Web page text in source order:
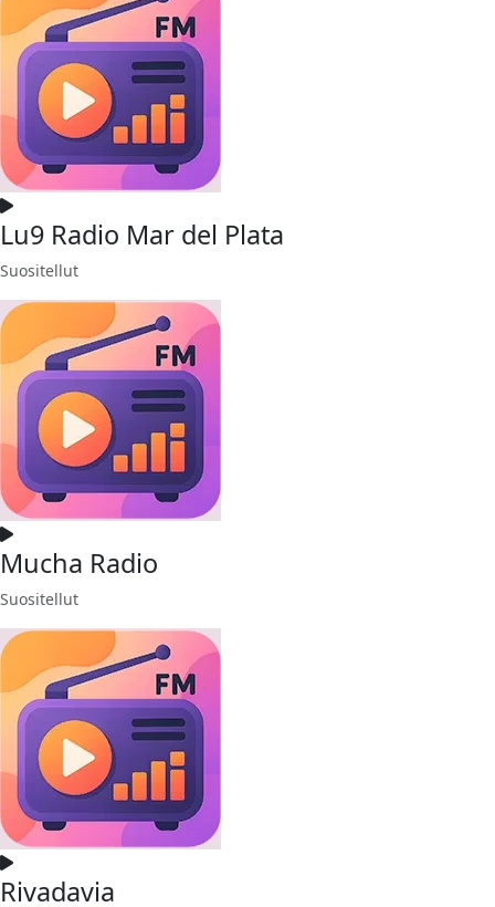
Lu9 Radio Mar del Plata
Suositellut
Mucha Radio
Suositellut
Rivadavia